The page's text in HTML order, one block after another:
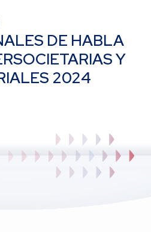
DE HABLA
Y
2024